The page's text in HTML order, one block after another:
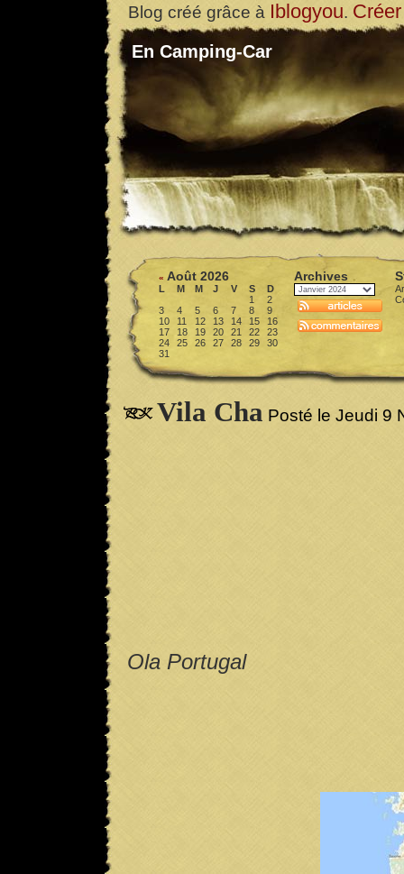
Blog créé grâce à Iblogyou.
En Camping-Car
« Août 2026
L M M J V S
D
1
2
3
4 5 6 7 8
9
10
11 12 13 14 15
16
17
18 19 20 21 22
23
24
25 26 27 28 29
30
31
Archives
Vila Cha Posté le Jeudi 9
Ola Portugal